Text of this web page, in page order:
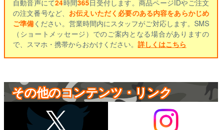
自動音声にて24時間365日受付します。商品ページIDやご注文
の注文番号など、 お伝えいただく必要のある内容をあらかじめ
ご準備ください。営業時間内にスタッフがご対応します。SMS
（ショートメッセージ）でのご案内となる場合がありますの
で、スマホ・携帯からおかけください。 詳しくはこちら
その他のコンテンツ・リンク